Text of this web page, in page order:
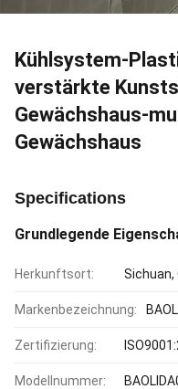
Kühlsystem-
verstärkte
Gewächshaus-
Gewächshaus
Specifications
Grundlegende
Herkunftsort: Sichuan,
Markenbezeichnung:
Zertifizierung:
Modellnummer: